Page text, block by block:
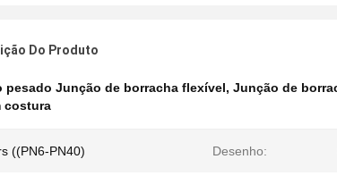
Do Produto
pesado Junção de borracha flexível, Junção de
costura
((PN6-PN40) Desenho: